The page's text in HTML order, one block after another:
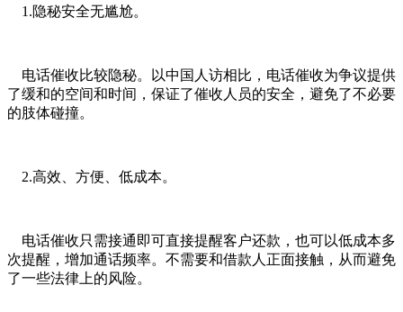
1.隐秘安全无尴尬。
电话催收比较隐秘。以中国人访相比，电话催收为争议提供
了缓和的空间和时间，保证了催收人员的安全，避免了不必要
的肢体碰撞。
2.高效、方便、低成本。
电话催收只需接通即可直接提醒客户还款，也可以低成本多
次提醒，增加通话频率。不需要和借款人正面接触，从而避免
了一些法律上的风险。